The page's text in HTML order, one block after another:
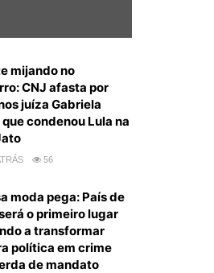
mijando no
CNJ afasta por
juíza Gabriela
condenou Lula na
56
moda pega: País de
o primeiro lugar
a transformar
política em crime
de mandato